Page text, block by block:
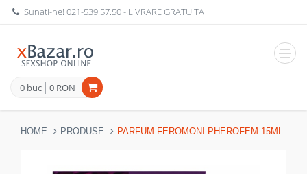
Sunati-ne!021-539.57.50- LIVRARE GRATUITA
0 buc 0 RON
HOME PRODUSE PARFUM FEROMONI PHEROFEM 15ML